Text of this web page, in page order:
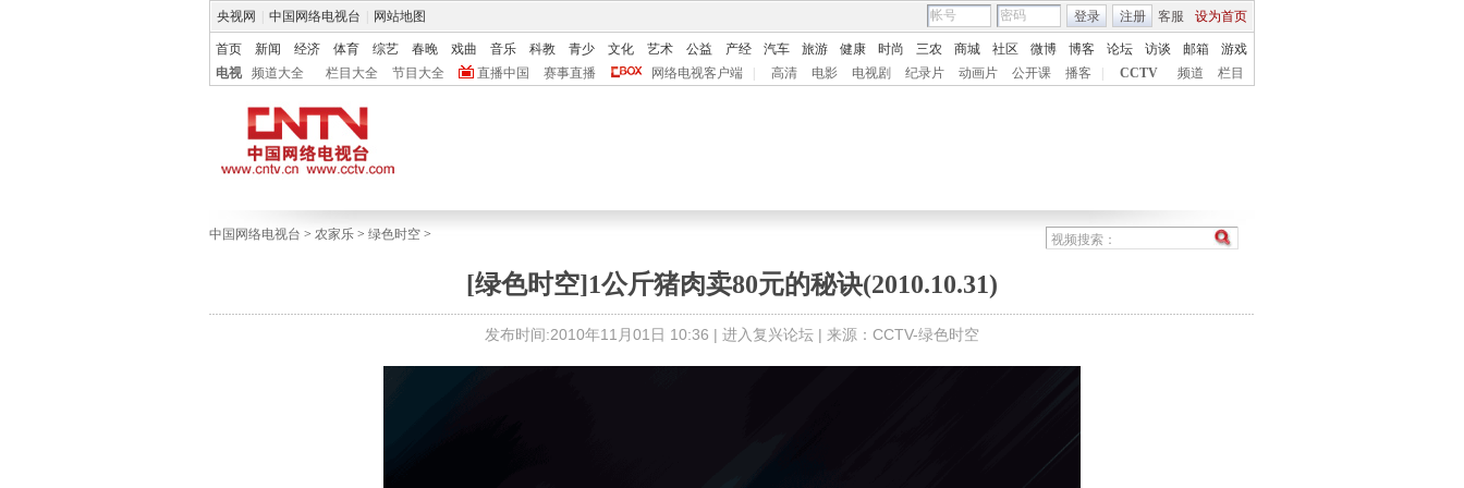
央视网 中国网络电视台 网站地图 客服 设为首页
登录 注册
首页 新闻 经济 体育 综艺 春晚 戏曲 音乐 科教 青少 文化 艺术 公益 产经 汽车 旅游 健康 时尚 三农 商城 社区 微博 博客 论坛 访谈 邮箱
游戏
电视
频道大全 栏目大全 节目大全 直播中国 赛事直播 网络电视客户端 高清 电影 电视剧 纪录片 动画片 公开课 播客 CCTV 频道 栏目
中国网络电视台 > 农家乐 > 绿色时空 >
[绿色时空]1公斤猪肉卖80元的秘诀(2010.10.31)
发布时间:2010年11月01日 10:36 | 进入复兴论坛 | 来源：CCTV-绿色时空